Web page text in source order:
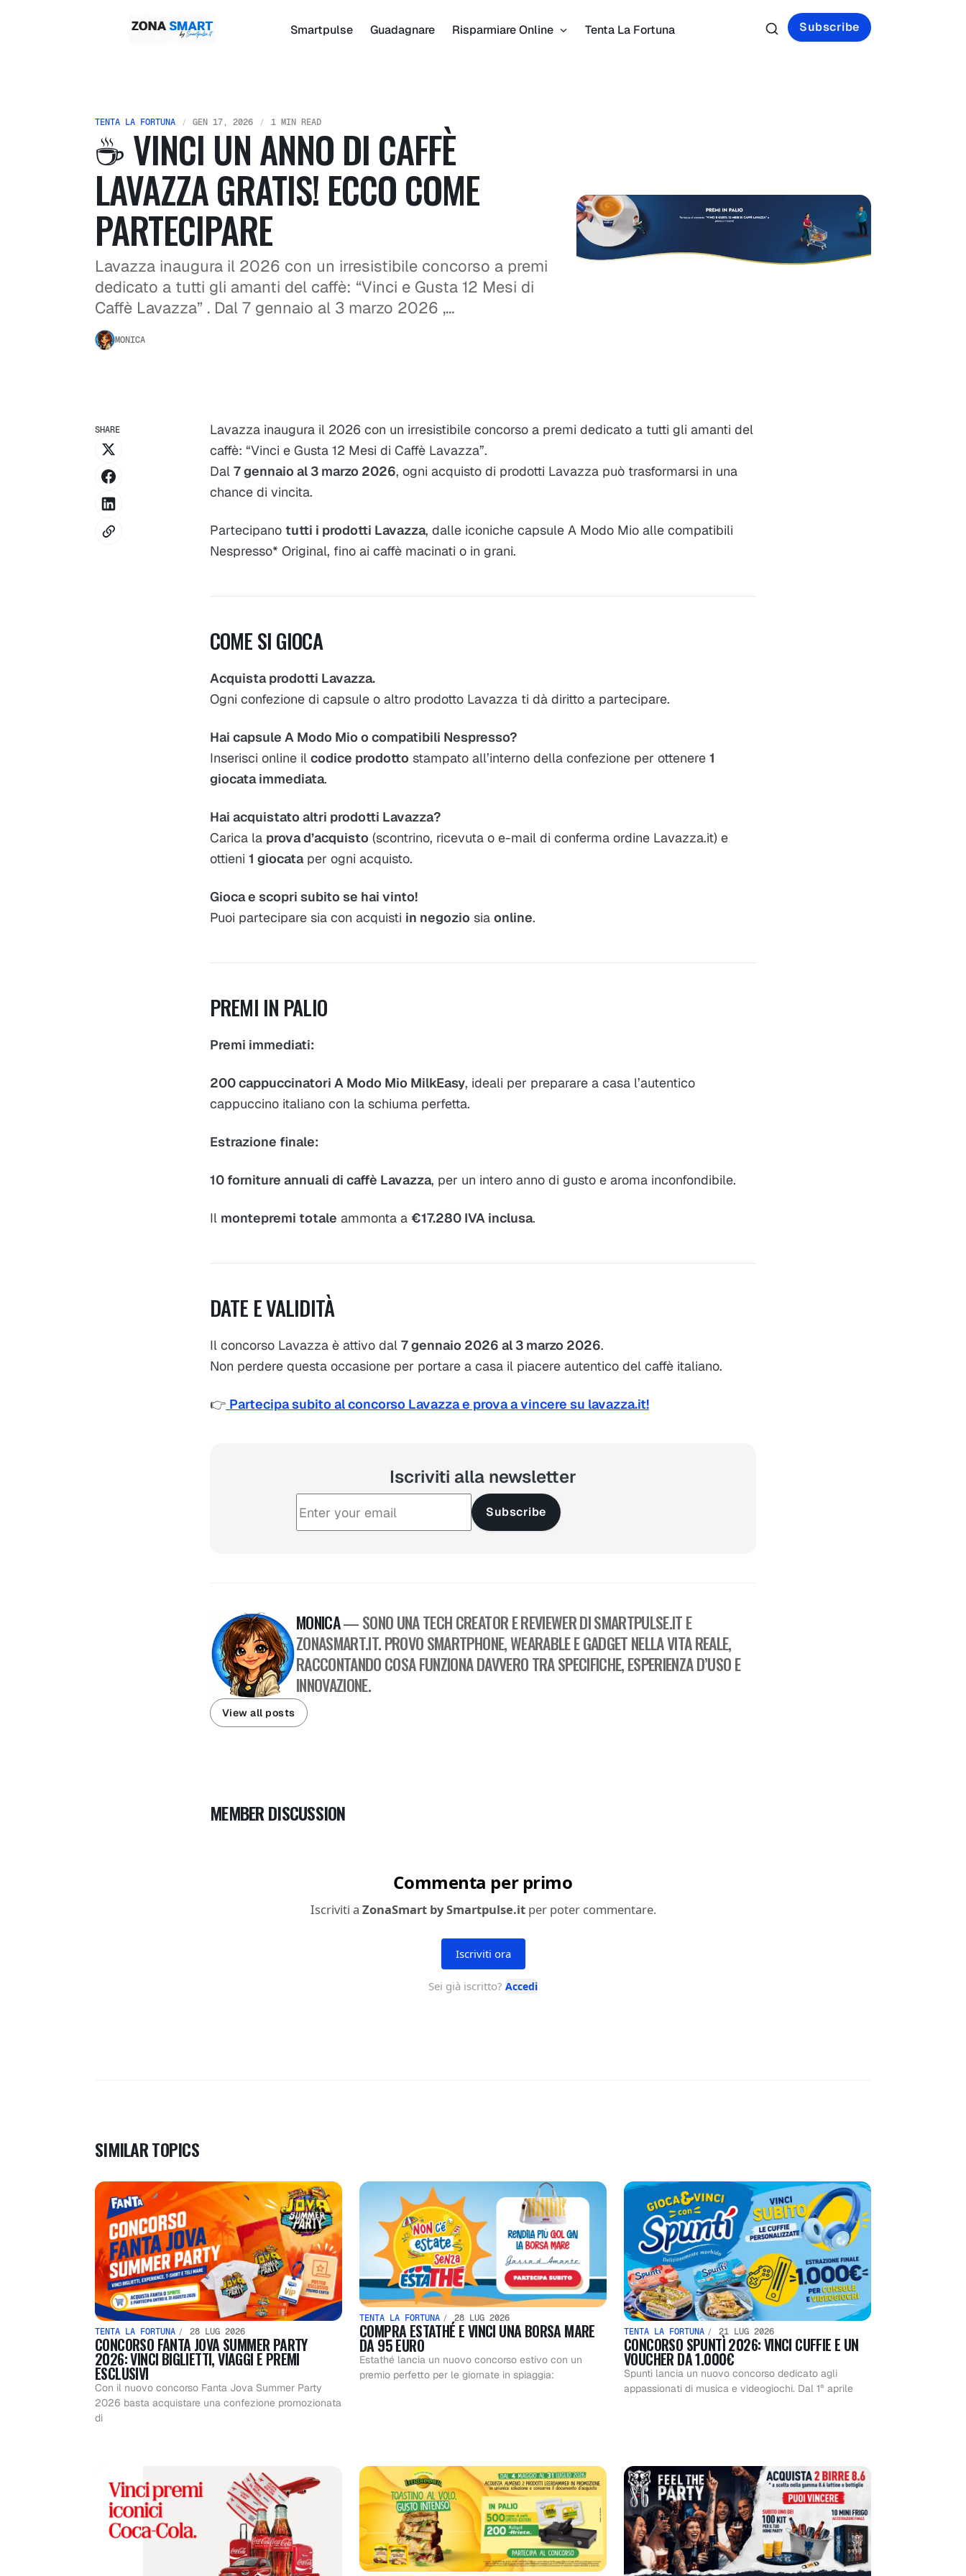
Smartpulse Guadagnare Risparmiare Online Tenta La Fortuna Subscribe
TENTA LA FORTUNA GEN 17, 2026 1 MIN READ
☕ VINCI UN ANNO DI CAFFÈ
LAVAZZA GRATIS! ECCO COME
PARTECIPARE
Lavazza inaugura il 2026 con un irresistibile concorso a premi
dedicato a tutti gli amanti del caffè: “Vinci e Gusta 12 Mesi di
Caffè Lavazza” . Dal 7 gennaio al 3 marzo 2026 ,…
MONICA
Lavazza inaugura il 2026 con un irresistibile concorso a premi dedicato a tutti gli amanti del
caffè: “Vinci e Gusta 12 Mesi di Caffè Lavazza”.
Dal 7 gennaio al 3 marzo 2026, ogni acquisto di prodotti Lavazza può trasformarsi in una
chance di vincita.
Partecipano tutti i prodotti Lavazza, dalle iconiche capsule A Modo Mio alle compatibili
Nespresso* Original, fino ai caffè macinati o in grani.
COME SI GIOCA
Acquista prodotti Lavazza.
Ogni confezione di capsule o altro prodotto Lavazza ti dà diritto a partecipare.
Hai capsule A Modo Mio o compatibili Nespresso?
Inserisci online il codice prodotto stampato all’interno della confezione per ottenere 1
giocata immediata.
Hai acquistato altri prodotti Lavazza?
Carica la prova d’acquisto (scontrino, ricevuta o e-mail di conferma ordine Lavazza.it) e
ottieni 1 giocataper ogni acquisto.
Gioca e scopri subito se hai vinto!
Puoi partecipare sia con acquisti in negozio sia online.
PREMI IN PALIO
Premi immediati:
200 cappuccinatori A Modo Mio MilkEasy, ideali per preparare a casa l’autentico
cappuccino italiano con la schiuma perfetta.
Estrazione finale:
10 forniture annuali di caffè Lavazza, per un intero anno di gusto e aroma inconfondibile.
Il montepremi totale ammonta a €17.280 IVA inclusa.
DATE E VALIDITÀ
Il concorso Lavazza è attivo dal 7 gennaio 2026 al 3 marzo 2026.
Non perdere questa occasione per portare a casa il piacere autentico del caffè italiano.
👉 Partecipa subito al concorso Lavazza e prova a vincere su lavazza.it!
SHARE
Iscriviti alla newsletter
Subscribe
MONICA— SONO UNA TECH CREATOR E REVIEWER DI SMARTPULSE.IT E
ZONASMART.IT. PROVO SMARTPHONE, WEARABLE E GADGET NELLA VITA REALE,
RACCONTANDO COSA FUNZIONA DAVVERO TRA SPECIFICHE, ESPERIENZA D’USO E
INNOVAZIONE.
View all posts
MEMBER DISCUSSION
SIMILAR TOPICS
TENTA LA FORTUNA 28 LUG 2026
CONCORSO FANTA JOVA SUMMER PARTY
2026: VINCI BIGLIETTI, VIAGGI E PREMI
ESCLUSIVI
Con il nuovo concorso Fanta Jova Summer Party
2026 basta acquistare una confezione promozionata
di
TENTA LA FORTUNA 28 LUG 2026
COMPRA ESTATHÉ E VINCI UNA BORSA MARE
DA 95 EURO
Estathé lancia un nuovo concorso estivo con un
premio perfetto per le giornate in spiaggia:
TENTA LA FORTUNA 21 LUG 2026
CONCORSO SPUNTÌ 2026: VINCI CUFFIE E UN
VOUCHER DA 1.000€
Spuntì lancia un nuovo concorso dedicato agli
appassionati di musica e videogiochi. Dal 1° aprile